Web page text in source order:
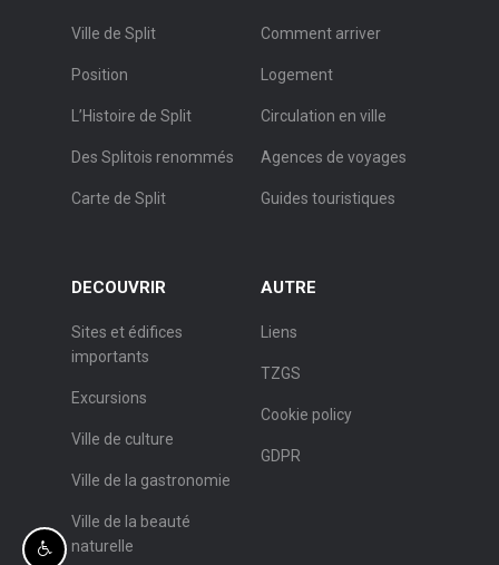
Ville de Split
Position
L’Histoire de Split
Des Splitois renommés
Carte de Split
Comment arriver
Logement
Circulation en ville
Agences de voyages
Guides touristiques
DECOUVRIR
Sites et édifices
importants
Excursions
Ville de culture
Ville de la gastronomie
Ville de la beauté
naturelle
AUTRE
Liens
TZGS
Cookie policy
GDPR